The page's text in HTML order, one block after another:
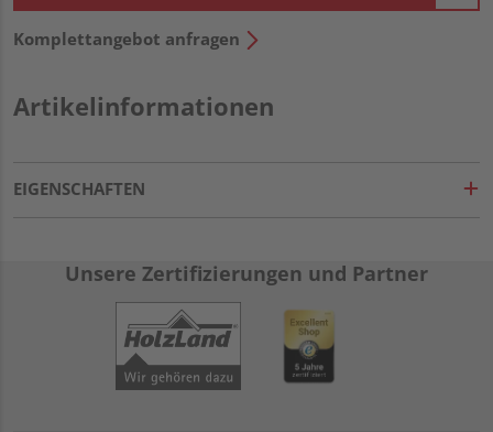
Komplettangebot anfragen
Artikelinformationen
EIGENSCHAFTEN
Unsere Zertifizierungen und Partner